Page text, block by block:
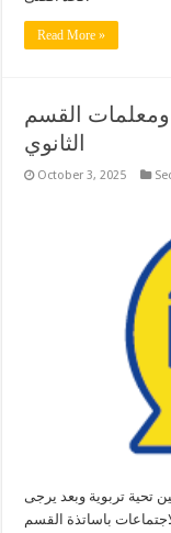
Read More »
ومعلمات القسم
الثانوي
October 3, 2025
تحية تربوية وبعد يرجى
باساتذة القسم